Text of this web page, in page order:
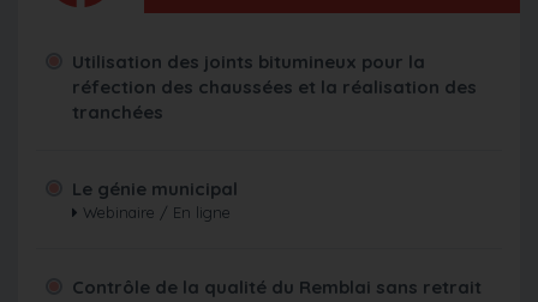
Utilisation des joints bitumineux pour la
réfection des chaussées et la réalisation des
tranchées
Le génie municipal
Webinaire / En ligne
Contrôle de la qualité du Remblai sans retrait